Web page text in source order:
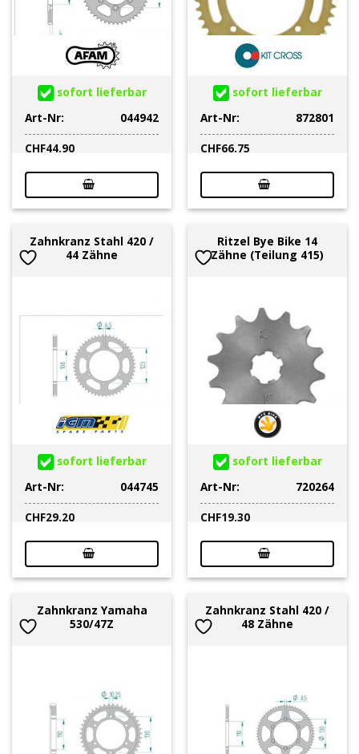
sofort lieferbar
Art-Nr:
044942
CHF44.90
sofort lieferbar
Art-Nr:
872801
CHF66.75
Zahnkranz Stahl 420 /
44 Zähne
sofort lieferbar
Art-Nr:
044745
CHF29.20
Ritzel Bye Bike 14
Zähne (Teilung 415)
sofort lieferbar
Art-Nr:
720264
CHF19.30
Zahnkranz Yamaha
530/47Z
Zahnkranz Stahl 420 /
48 Zähne